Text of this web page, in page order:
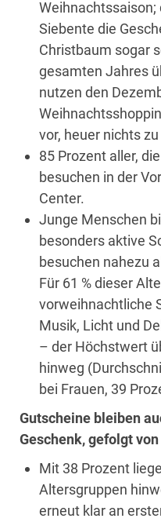
Siebente die
Christbaum sogar
gesamten Jahres
nutzen den
vor, heuer nichts
85 Prozent aller,
besuchen in der
Center.
Junge Menschen
besonders aktive
besuchen nahezu
Für 61 % dieser
vorweihnachtliche
Musik, Licht und
– der Höchstwert
hinweg
bei Frauen, 39
Gutscheine bleiben
Geschenk, gefolgt
Mit 38 Prozent
Altersgruppen
erneut klar an